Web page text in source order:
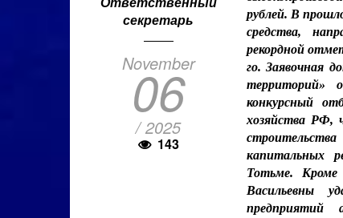
секретарь
November
06
/ 2025
143
рублей. В
средства,
рекордной
го. Заявочная
территорий»
конкурсный
хозяйства РФ,
капитальных
Тотьме.
Васильевны
предприятий